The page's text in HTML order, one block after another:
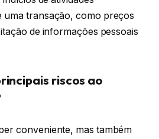
transação, como preços
de informações pessoais
riscos ao
conveniente, mas também